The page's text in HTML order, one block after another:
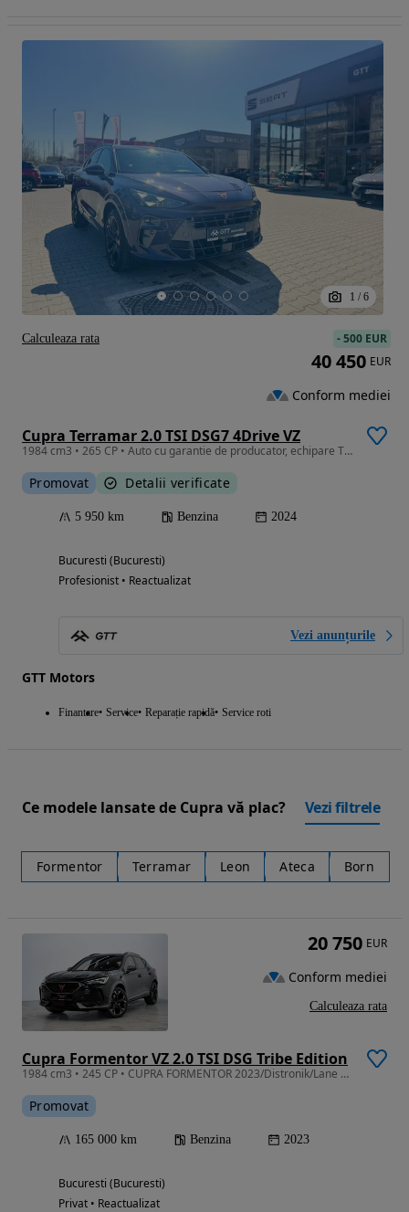
1 / 6
Cupra Terramar 2.0 TSI DSG7 4Drive VZ
1984 cm3 • 265 CP • Auto cu garantie de producator, echipare TOP
Promovat Detalii verificate
5 950 km Benzina 2024
Bucuresti (Bucuresti)
Profesionist • Reactualizat
Vezi anunțurile
GTT Motors
Finantare Service Reparație rapidă Service roti
-500 EUR
40 450 EUR
Conform mediei
Calculeaza rata
Ce modele lansate de Cupra vă plac? Vezi filtrele
Formentor Terramar Leon Ateca Born
Cupra Formentor VZ 2.0 TSI DSG Tribe Edition
1984 cm3 • 245 CP • CUPRA FORMENTOR 2023/Distronik/Lane Assist/Said Assist/ Camera Marsari
Promovat
165 000 km Benzina 2023
Bucuresti (Bucuresti)
Privat • Reactualizat
20 750 EUR
Conform mediei
Calculeaza rata